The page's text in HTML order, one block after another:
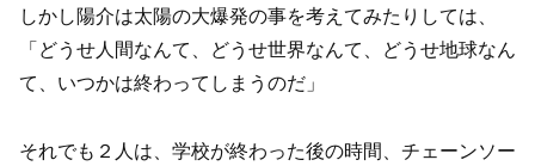
しかし陽介は太陽の大爆発の事を考えてみたりしては、
「どうせ人間なんて、どうせ世界なんて、どうせ地球なん
て、いつかは終わってしまうのだ」
それでも２人は、学校が終わった後の時間、チェーンソー